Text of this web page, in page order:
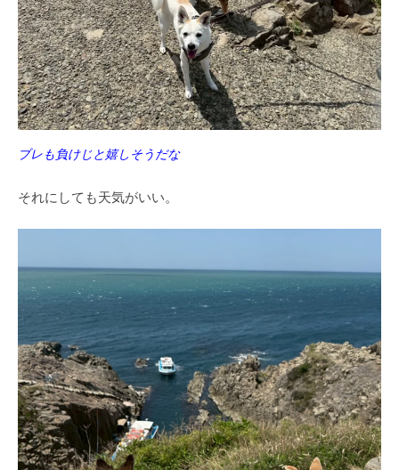
ブレも負けじと嬉しそうだな
それにしても天気がいい。